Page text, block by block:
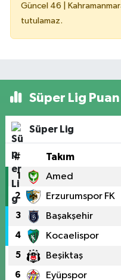
Güncel 46 |
tutulamaz.
Süper Lig
Süper Lig
# Takım
1 Amed
2 Erzurumspor FK
3 Başakşehir
4 Kocaelispor
5 Beşiktaş
6 Eyüpspor